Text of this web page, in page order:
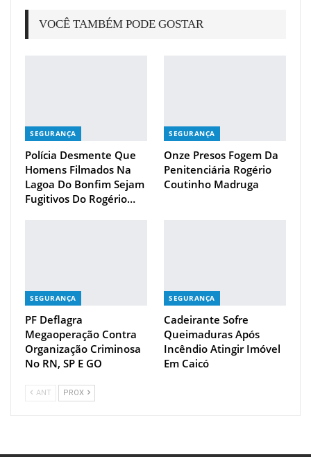
VOCÊ TAMBÉM PODE GOSTAR
SEGURANÇA
Polícia Desmente Que
Homens Filmados Na
Lagoa Do Bonfim Sejam
Fugitivos Do Rogério…
SEGURANÇA
Onze Presos Fogem Da
Penitenciária Rogério
Coutinho Madruga
SEGURANÇA
PF Deflagra
Megaoperação Contra
Organização Criminosa
No RN, SP E GO
SEGURANÇA
Cadeirante Sofre
Queimaduras Após
Incêndio Atingir Imóvel
Em Caicó
ANT PROX